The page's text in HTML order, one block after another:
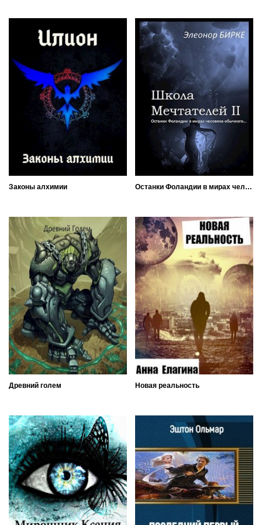
Законы алхимии Останки Фоландии в мирах человека-обычного
Древний голем Новая реальность